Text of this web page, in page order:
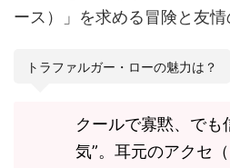
ース）」を求める冒険と友情
トラファルガー・ローの魅力は？
クールで寡黙、でも
気”。耳元のアクセ